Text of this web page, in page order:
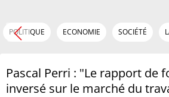
POLITIQUE ECONOMIE SOCIÉTÉ
Pascal Perri : "Le rapport de
inversé sur le marché du